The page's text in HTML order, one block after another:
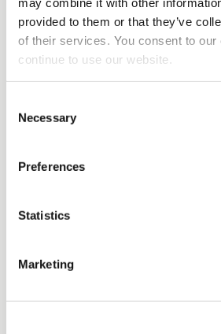
provided to them or that they’ve
of their services. You consent to
continue to use our website.
Selection
Necessary
Preferences
Statistics
Marketing
Podobne
ofertach pracy?